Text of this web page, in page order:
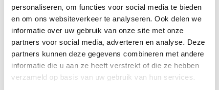
personaliseren, om functies voor social media te bieden
en om ons websiteverkeer te analyseren. Ook delen we
informatie over uw gebruik van onze site met onze
partners voor social media, adverteren en analyse. Deze
partners kunnen deze gegevens combineren met andere
informatie die u aan ze heeft verstrekt of die ze hebben
verzameld op basis van uw gebruik van hun services.
In Groningen zijn de hofjes geen hofjes maar
gasthuizen: woningen voor pestlijders, criminelen
en andere randfiguren. Maar de sfeer die rond
gasthuis of hofje hangt is inmiddels vergelijkbaar:
sereen, verborgen, ingetogen.Wandelroute
:rondwandeling | 8 km | Start: diverse